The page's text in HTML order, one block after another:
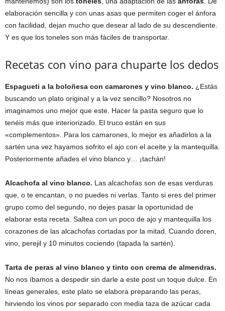
elaboración sencilla y con unas asas que permiten coger el ánfora
con facilidad, dejan mucho que desear al lado de su descendiente.
Y es que los toneles son más fáciles de transportar.
Recetas con vino para chuparte los dedos
Espagueti a la boloñesa con camarones y vino blanco. ¿Estás
buscando un plato original y a la vez sencillo? Nosotros no
imaginamos uno mejor que este. Hacer la pasta seguro que lo
tenéis más que interiorizado. El truco están en sus
«complementos». Para los camarones, lo mejor es añadirlos a la
sartén una vez hayamos sofrito el ajo con el aceite y la mantequilla.
Posteriormente añades el vino blanco y… ¡tachán!
Alcachofa al vino blanco. Las alcachofas son de esas verduras
que, o te encantan, o no puedes ni verlas. Tanto si eres del primer
grupo como del segundo, no dejes pasar la oportunidad de
elaborar esta receta. Saltea con un poco de ajo y mantequilla los
corazones de las alcachofas cortadas por la mitad. Cuando doren,
vino, perejil y 10 minutos cociendo (tapada la sartén).
Tarta de peras al vino blanco y tinto con crema de almendras.
No nos íbamos a despedir sin darle a este post un toque dulce. En
líneas generales, este plato se elabora preparando las peras,
hirviendo los vinos por separado con media taza de azúcar cada